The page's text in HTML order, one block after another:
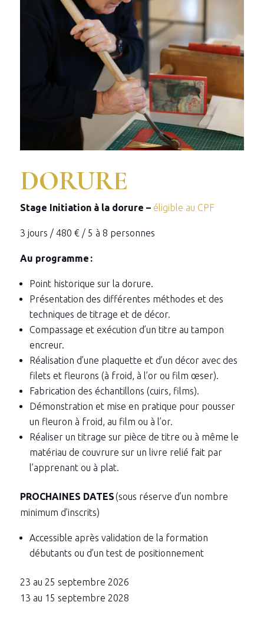
DORURE
Stage Initiation à la dorure – éligible au CPF
3 jours / 480 € / 5 à 8 personnes
Au programme :
Point historique sur la dorure.
Présentation des différentes méthodes et des
techniques de titrage et de décor.
Compassage et exécution d’un titre au tampon
encreur.
Réalisation d’une plaquette et d’un décor avec des
filets et fleurons (à froid, à l’or ou film œser).
Fabrication des échantillons (cuirs, films).
Démonstration et mise en pratique pour pousser
un fleuron à froid, au film ou à l’or.
Réaliser un titrage sur pièce de titre ou à même le
matériau de couvrure sur un livre relié fait par
l’apprenant ou à plat.
PROCHAINES DATES(sous réserve d’un nombre
minimum d’inscrits)
Accessible après validation de la formation
débutants ou d’un test de positionnement
23 au 25 septembre 2026
13 au 15 septembre 2028